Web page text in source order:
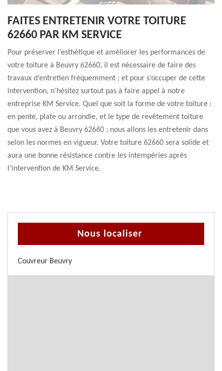
FAITES ENTRETENIR VOTRE TOITURE
62660 PAR KM SERVICE
Pour préserver l’esthétique et améliorer les performances de
votre toiture à Beuvry 62660, il est nécessaire de faire des
travaux d’entretien fréquemment ; et pour s’occuper de cette
intervention, n’hésitez surtout pas à faire appel à notre
entreprise KM Service. Quel que soit la forme de votre toiture :
en pente, plate ou arrondie, et le type de revêtement toiture
que vous avez à Beuvry 62660 ; nous allons les entretenir dans
selon les normes en vigueur. Votre toiture 62660 sera solide et
aura une bonne résistance contre les intempéries après
l’intervention de KM Service.
Nous localiser
Couvreur Beuvry